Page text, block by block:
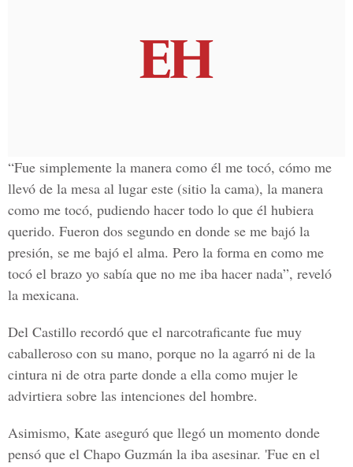
“Fue simplemente la manera como él me tocó, cómo me
llevó de la mesa al lugar este (sitio la cama), la manera
como me tocó, pudiendo hacer todo lo que él hubiera
querido. Fueron dos segundo en donde se me bajó la
presión, se me bajó el alma. Pero la forma en como me
tocó el brazo yo sabía que no me iba hacer nada”, reveló
la mexicana.
Del Castillo recordó que el narcotraficante fue muy
caballeroso con su mano, porque no la agarró ni de la
cintura ni de otra parte donde a ella como mujer le
advirtiera sobre las intenciones del hombre.
Asimismo, Kate aseguró que llegó un momento donde
pensó que el Chapo Guzmán la iba asesinar. 'Fue en el